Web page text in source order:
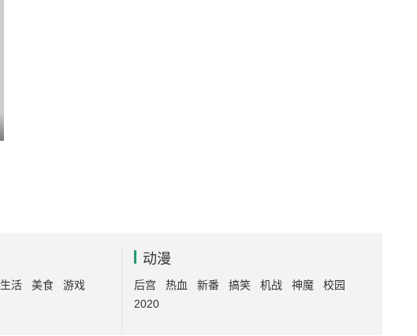
生活 美食
游戏
动漫
后宫 热血 新番 搞笑 机战 神魔
校园
2020